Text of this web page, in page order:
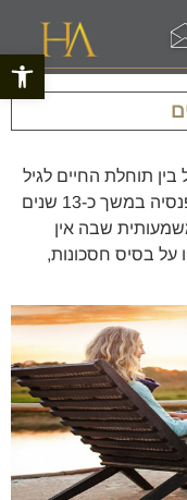
פתח
תוחלת החיים לגיל
הפרישה מוצאים שגברים יהיו זקוקים לפנסיה במשך כ-13 שנים
תקופה משמעותית שבה אין
על בסיס חסכונות,